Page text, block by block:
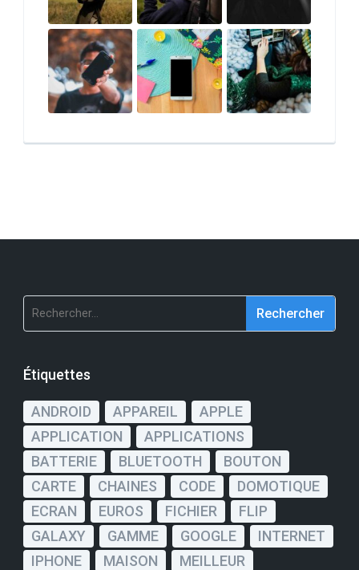
Rechercher :
Étiquettes
ANDROID APPAREIL
APPLE
APPLICATION
APPLICATIONS
BATTERIE
BLUETOOTH
BOUTON
CARTE
CHAINES CODE
DOMOTIQUE
ECRAN
EUROS FICHIER
FLIP
GALAXY
GAMME GOOGLE
INTERNET
IPHONE
MAISON
MEILLEUR